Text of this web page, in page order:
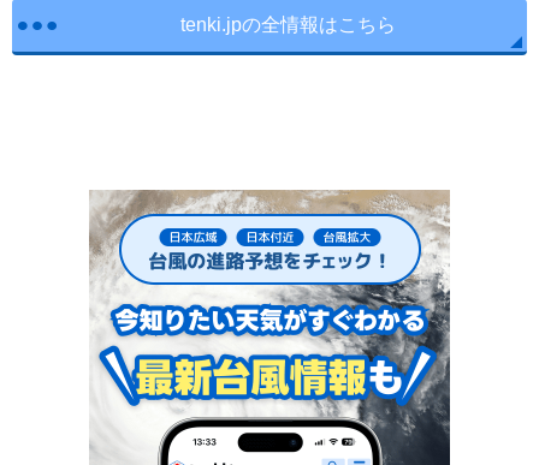
tenki.jpの全情報はこちら